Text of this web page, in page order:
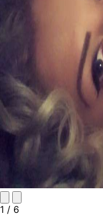
1 / 6